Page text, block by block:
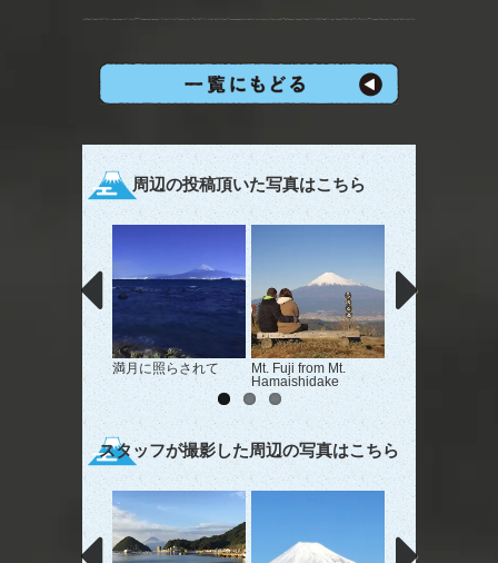
周辺の投稿頂いた写真はこちら
満月に照らされて
Mt. Fuji from Mt.
Hamaishidake
スタッフが撮影した周辺の写真はこちら